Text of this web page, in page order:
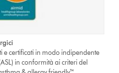
e certificati in modo indipendente
in conformità ai criteri del